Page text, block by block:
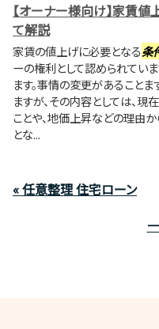
【オーナー様向け】家賃
て解説
家賃の値上げに必要となる条
ーの権利として認められてい
ます。事情の変更があること
ますが、その内容としては、
ことや、地価上昇などの理由
とな...
« 任意整理 住宅ローン